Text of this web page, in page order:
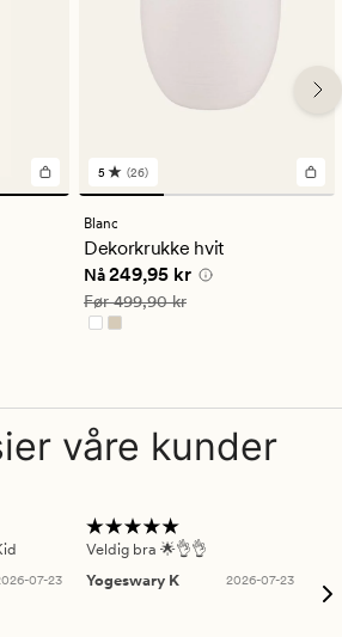
26
anmeldelser
med
en
gjennomsnittlig
vurdering
på
5
5 (26)
Blanc
Dekorkrukke hvit
Nåværende pris
Nå249,95 kr
Vanlig pris 499,90 kr
Før499,90 kr
våre kunder
07-23
Veldig bra 🌟👌👌
Yogeswary K
2026-07-23